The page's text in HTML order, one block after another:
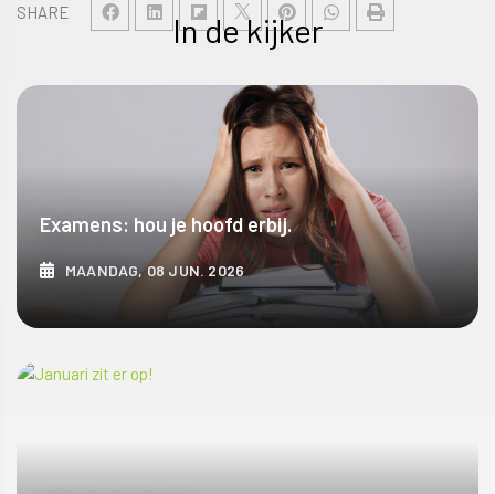
SHARE In de kijker
Examens: hou je hoofd erbij.
MAANDAG, 08 JUN. 2026